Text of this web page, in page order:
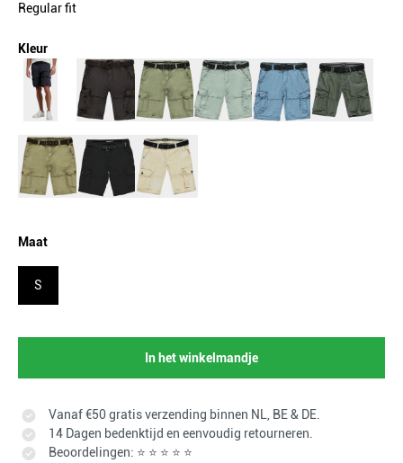
Regular fit
Kleur
Maat
S
In het winkelmandje
Vanaf €50 gratis verzending binnen NL, BE & DE.
14 Dagen bedenktijd en eenvoudig retourneren.
Beoordelingen: ⭐ ⭐ ⭐ ⭐ ⭐